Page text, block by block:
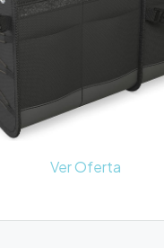
Ver Oferta